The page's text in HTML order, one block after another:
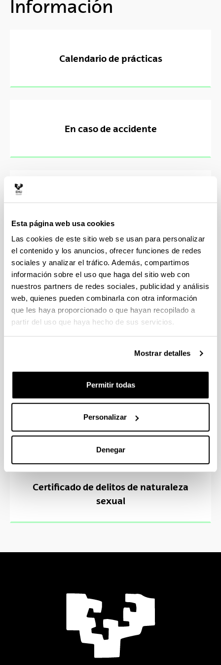
Esta página web usa cookies
Las cookies de este sitio web se usan para personalizar
el contenido y los anuncios, ofrecer funciones de redes
sociales y analizar el tráfico. Además, compartimos
información sobre el uso que haga del sitio web con
nuestros partners de redes sociales, publicidad y análisis
web, quienes pueden combinarla con otra información
que les haya proporcionado o que hayan recopilado a
partir del uso que haya hecho de sus servicios.
Mostrar detalles
Permitir todas
Personalizar
Denegar
Información
Calendario de prácticas
En caso de accidente
Uniforme
Registro de asistencia. Prácticas
Enfermería y Fisioterapia
(instructoras/es)
Certificado de delitos de naturaleza
sexual